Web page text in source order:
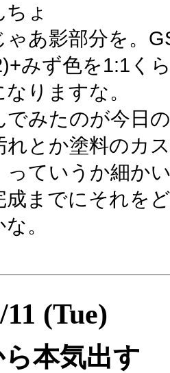
ょ
ゃあ影部分を。
みず色を1:1く
りますな。
でみたのが今日
れとか塗料のカ
っていうか細か
成までにそれを
。
(Tue)
本気出す